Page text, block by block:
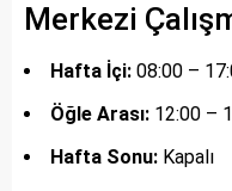
Merkezi
Hafta İçi: 08:00 –
Öğle Arası: 12:00 –
Hafta Sonu: Kapalı